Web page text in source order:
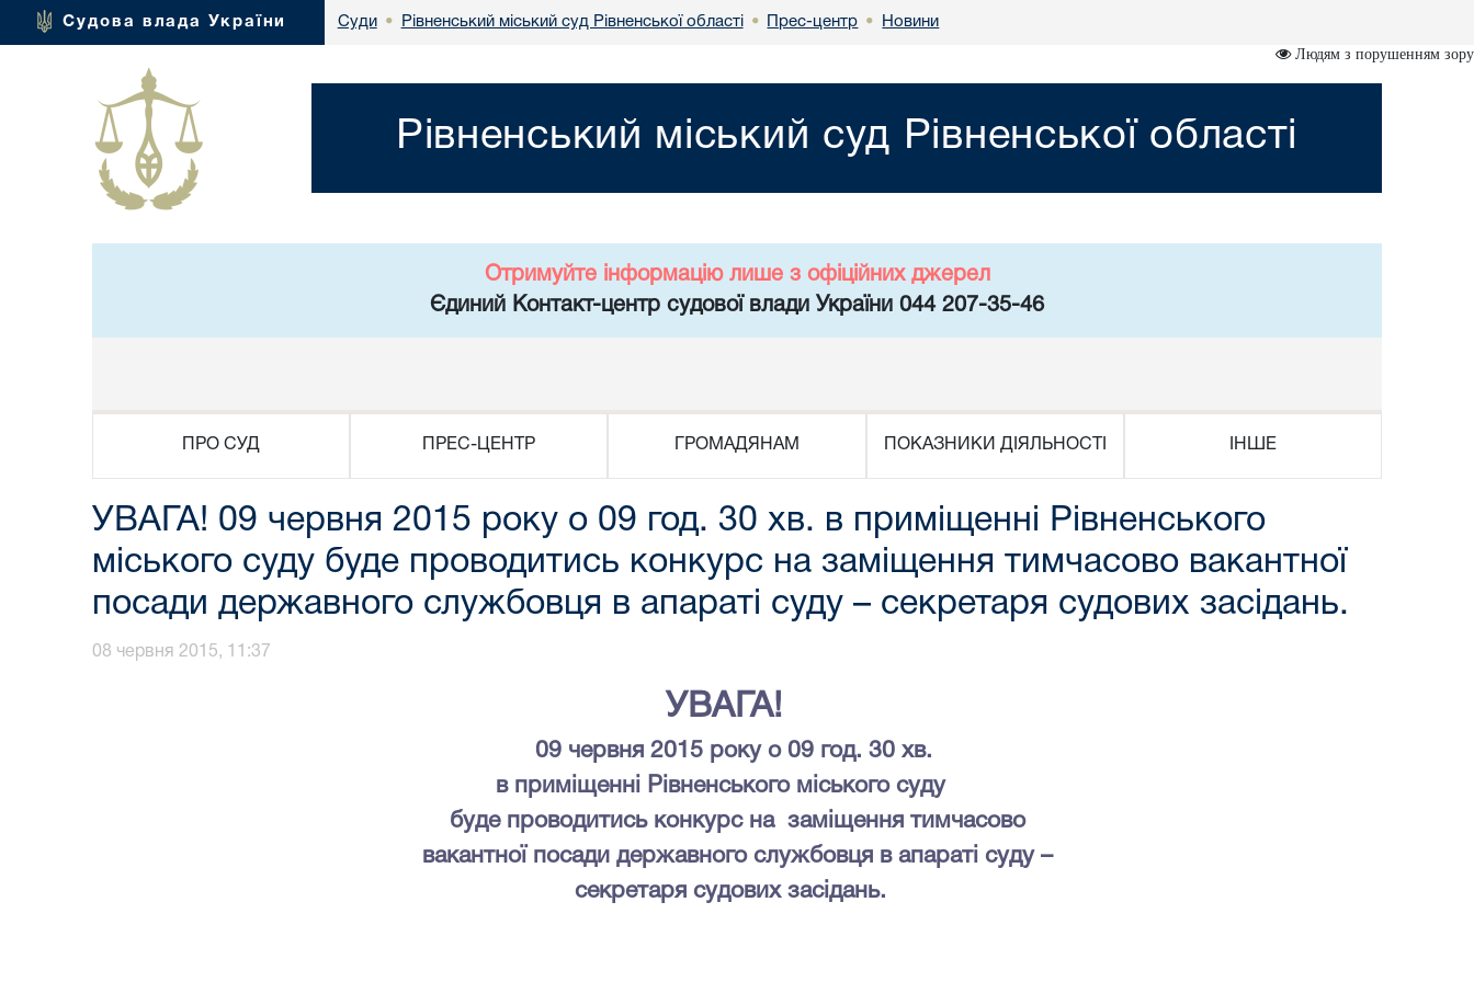
Судова влада України Суди • Рівненський міський суд Рівненської області • Прес-центр • Новини
Людям з порушенням зору
Рівненський міський суд Рівненської області
Отримуйте інформацію лише з офіційних джерел
Єдиний Контакт-центр судової влади України 044 207-35-46
ПРО СУД ПРЕС-ЦЕНТР ГРОМАДЯНАМ ПОКАЗНИКИ ДІЯЛЬНОСТІ ІНШЕ
УВАГА! 09 червня 2015 року о 09 год. 30 хв. в приміщенні Рівненського
міського суду буде проводитись конкурс на заміщення тимчасово вакантної
посади державного службовця в апараті суду – секретаря судових засідань.
08 червня 2015, 11:37
УВАГА!
09 червня 2015 року о 09 год. 30 хв.
в приміщенні Рівненського міського суду
буде проводитись конкурс на заміщеннятимчасово
вакантної посади державного службовця в апараті суду –
секретаря судових засідань.